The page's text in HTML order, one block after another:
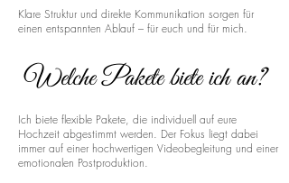
Klare Struktur und direkte Kommunikation sorgen für
einen entspannten Ablauf – für euch und für mich.
Welche Pakete biete ich an?
Ich biete flexible Pakete, die individuell auf eure
Hochzeit abgestimmt werden. Der Fokus liegt dabei
immer auf einer hochwertigen Videobegleitung und einer
emotionalen Postproduktion.